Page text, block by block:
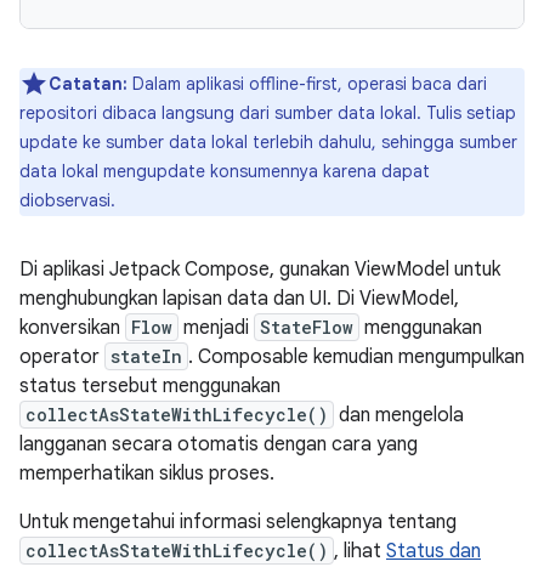
Catatan: Dalam aplikasi offline-first, operasi baca dari
repositori dibaca langsung dari sumber data lokal. Tulis setiap
update ke sumber data lokal terlebih dahulu, sehingga sumber
data lokal mengupdate konsumennya karena dapat
diobservasi.
Di aplikasi Jetpack Compose, gunakan ViewModel untuk
menghubungkan lapisan data dan UI. Di ViewModel,
konversikan Flow menjadi StateFlow menggunakan
operator stateIn . Composable kemudian mengumpulkan
status tersebut menggunakan
collectAsStateWithLifecycle() dan mengelola
langganan secara otomatis dengan cara yang
memperhatikan siklus proses.
Untuk mengetahui informasi selengkapnya tentang
collectAsStateWithLifecycle() , lihat Status dan